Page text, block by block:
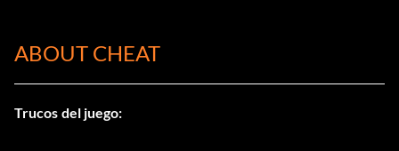
ABOUT CHEAT
Trucos del juego: